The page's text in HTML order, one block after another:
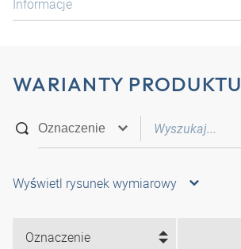
Informacje
WARIANTY PRODUKTU
Wyświetl rysunek wymiarowy
Oznaczenie